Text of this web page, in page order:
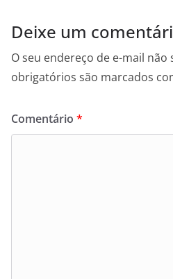
Deixe um
O seu endereço de e-mail não
obrigatórios são marcados
Comentário *